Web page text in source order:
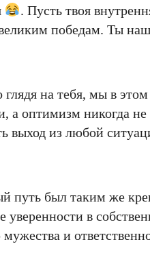
. Пусть твоя
победам. Ты
на тебя, мы в
оптимизм никогда не
выход из любой
путь был таким же
в
и